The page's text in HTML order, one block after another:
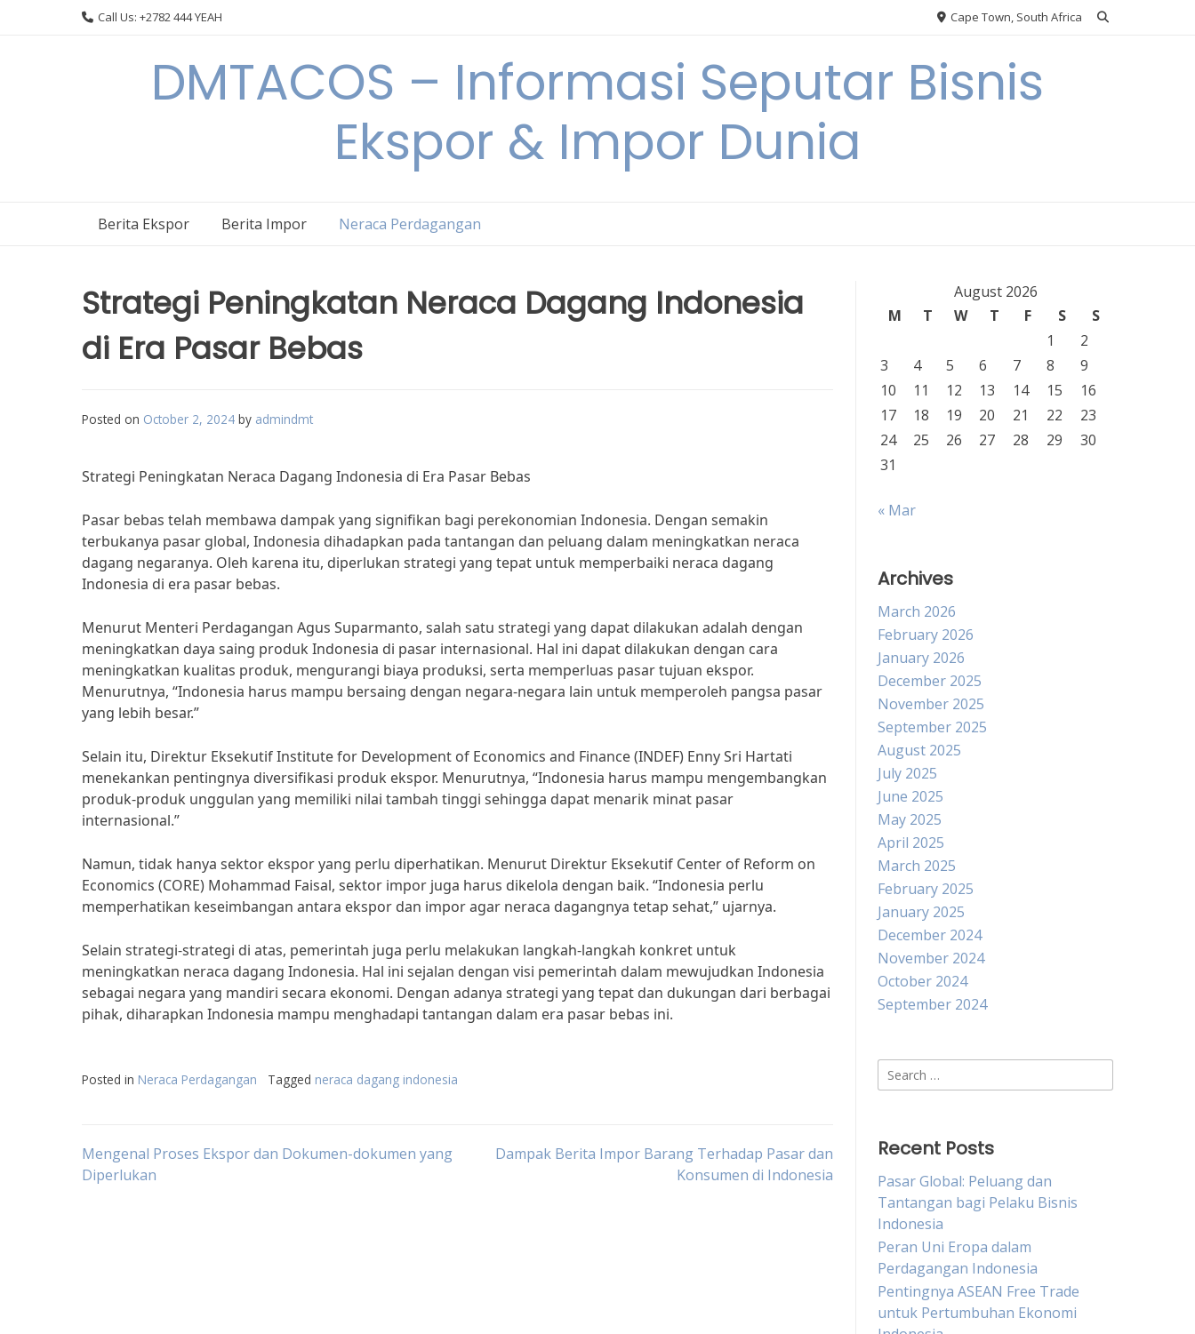
Call Us: +2782 444 YEAH Cape Town, South Africa
DMTACOS – Informasi Seputar Bisnis
Ekspor & Impor Dunia
Berita Ekspor Berita Impor Neraca Perdagangan
Strategi Peningkatan Neraca Dagang Indonesia
di Era Pasar Bebas
Posted on October 2, 2024 by admindmt
Strategi Peningkatan Neraca Dagang Indonesia di Era Pasar Bebas
Pasar bebas telah membawa dampak yang signifikan bagi perekonomian Indonesia. Dengan semakin
terbukanya pasar global, Indonesia dihadapkan pada tantangan dan peluang dalam meningkatkan neraca
dagang negaranya. Oleh karena itu, diperlukan strategi yang tepat untuk memperbaiki neraca dagang
Indonesia di era pasar bebas.
Menurut Menteri Perdagangan Agus Suparmanto, salah satu strategi yang dapat dilakukan adalah dengan
meningkatkan daya saing produk Indonesia di pasar internasional. Hal ini dapat dilakukan dengan cara
meningkatkan kualitas produk, mengurangi biaya produksi, serta memperluas pasar tujuan ekspor.
Menurutnya, “Indonesia harus mampu bersaing dengan negara-negara lain untuk memperoleh pangsa pasar
yang lebih besar.”
Selain itu, Direktur Eksekutif Institute for Development of Economics and Finance (INDEF) Enny Sri Hartati
menekankan pentingnya diversifikasi produk ekspor. Menurutnya, “Indonesia harus mampu mengembangkan
produk-produk unggulan yang memiliki nilai tambah tinggi sehingga dapat menarik minat pasar
internasional.”
Namun, tidak hanya sektor ekspor yang perlu diperhatikan. Menurut Direktur Eksekutif Center of Reform on
Economics (CORE) Mohammad Faisal, sektor impor juga harus dikelola dengan baik. “Indonesia perlu
memperhatikan keseimbangan antara ekspor dan impor agar neraca dagangnya tetap sehat,” ujarnya.
Selain strategi-strategi di atas, pemerintah juga perlu melakukan langkah-langkah konkret untuk
meningkatkan neraca dagang Indonesia. Hal ini sejalan dengan visi pemerintah dalam mewujudkan Indonesia
sebagai negara yang mandiri secara ekonomi. Dengan adanya strategi yang tepat dan dukungan dari berbagai
pihak, diharapkan Indonesia mampu menghadapi tantangan dalam era pasar bebas ini.
Posted in Neraca Perdagangan Tagged neraca dagang indonesia
Post
Mengenal Proses Ekspor dan Dokumen-dokumen yang
Diperlukan
Dampak Berita Impor Barang Terhadap Pasar dan
Konsumen di Indonesia
August 2026
M
T W T F S
S
1
2
3
4 5 6 7 8
9
10
11 12 13 14 15
16
17
18 19 20 21 22
23
24
25 26 27 28 29
30
31
« Mar
Archives
March 2026
February 2026
January 2026
December 2025
November 2025
September 2025
August 2025
July 2025
June 2025
May 2025
April 2025
March 2025
February 2025
January 2025
December 2024
November 2024
October 2024
September 2024
Search
for:
Recent Posts
Pasar Global: Peluang dan
Tantangan bagi Pelaku Bisnis
Indonesia
Peran Uni Eropa dalam
Perdagangan Indonesia
Pentingnya ASEAN Free Trade
untuk Pertumbuhan Ekonomi